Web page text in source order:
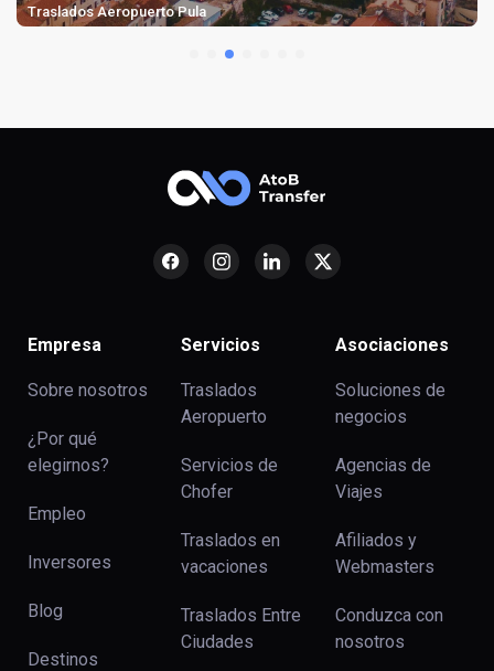
Traslados Aeropuerto Pula
Empresa
Sobre nosotros
¿Por qué
elegirnos?
Empleo
Inversores
Blog
Destinos
Servicios
Traslados
Aeropuerto
Servicios de
Chofer
Traslados en
vacaciones
Traslados Entre
Ciudades
Asociaciones
Soluciones de
negocios
Agencias de
Viajes
Afiliados y
Webmasters
Conduzca con
nosotros